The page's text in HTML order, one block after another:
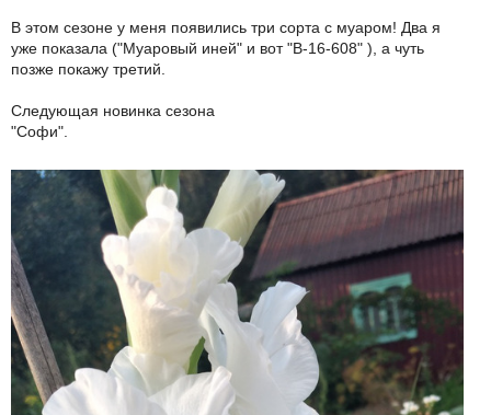
В этом сезоне у меня появились три сорта с муаром! Два я
уже показала ("Муаровый иней" и вот "В-16-608" ), а чуть
позже покажу третий.
Следующая новинка сезона
"Софи".